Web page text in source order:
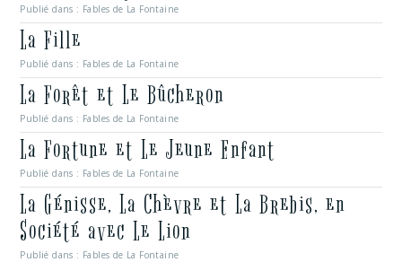
Publié dans : Fables de La Fontaine
La Fille
Publié dans : Fables de La Fontaine
La Forêt et Le Bûcheron
Publié dans : Fables de La Fontaine
La Fortune et Le Jeune Enfant
Publié dans : Fables de La Fontaine
La Génisse, La Chèvre et La Brebis, en
Société avec Le Lion
Publié dans : Fables de La Fontaine